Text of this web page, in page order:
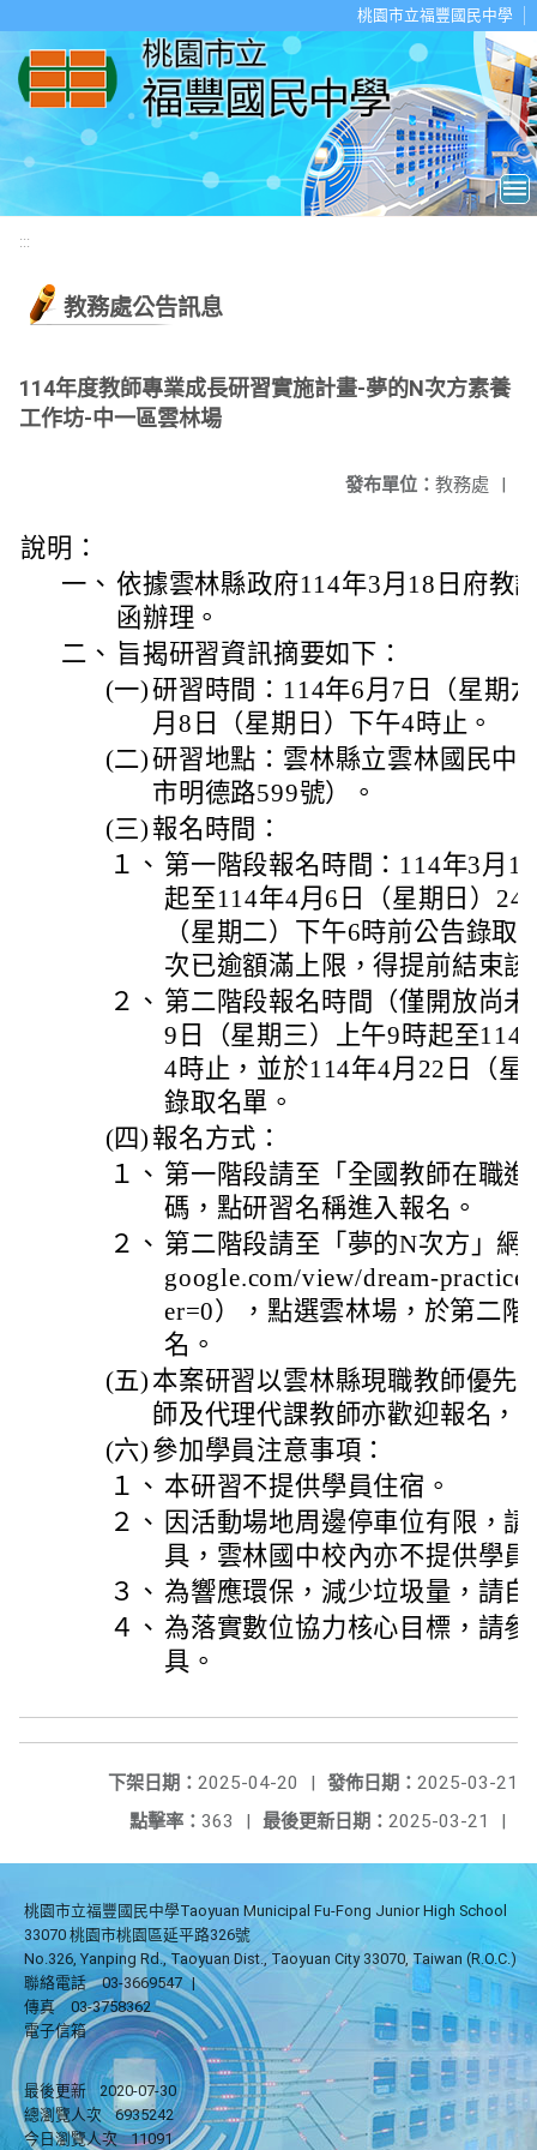
桃園市立福豐國民中學
:::
教務處公告訊息
114年度教師專業成長研習實施計畫-夢的N次方素養
工作坊-中一區雲林場
發布單位： 教務處 |
說明：
一、 依據雲林縣政府114年3月18日府教
函辦理。
二、 旨揭研習資訊摘要如下：
(一)研習時間：114年6月7日（星期
月8日（星期日）下午4時止。
(二)研習地點：雲林縣立雲林國民中
市明德路599號）。
(三) 報名時間：
１、 第一階段報名時間：114年3月
起至114年4月6日（星期日）24
（星期二）下午6時前公告錄取
次已逾額滿上限，得提前結束
２、 第二階段報名時間（僅開放尚
9日（星期三）上午9時起至114
4時止，並於114年4月22日（星
錄取名單。
(四) 報名方式：
１、 第一階段請至「全國教師在職
碼，點研習名稱進入報名。
２、 第二階段請至「夢的N次方」網
google.com/view/dream-
er=0），點選雲林場，於第二
名。
(五) 本案研習以雲林縣現職教師優先
師及代理代課教師亦歡迎報名，
(六) 參加學員注意事項：
１、 本研習不提供學員住宿。
２、 因活動場地周邊停車位有限，
具，雲林國中校內亦不提供學
３、 為響應環保，減少垃圾量，請
４、 為落實數位協力核心目標，請
具。
發佈日期： 2025-03-21
下架日期： 2025-04-20
|
最後更新日期： 2025-03-21 |
點擊率： 363 |
桃園市立福豐國民中學Taoyuan Municipal Fu-Fong Junior High School
33070 桃園市桃園區延平路326號
No.326, Yanping Rd., Taoyuan Dist., Taoyuan City 33070, Taiwan (R.O.C.)
聯絡電話
03-3669547 |
傳真
03-3758362
電子信箱
最後更新
2020-07-30
總瀏覽人次
6935242
今日瀏覽人次
11091